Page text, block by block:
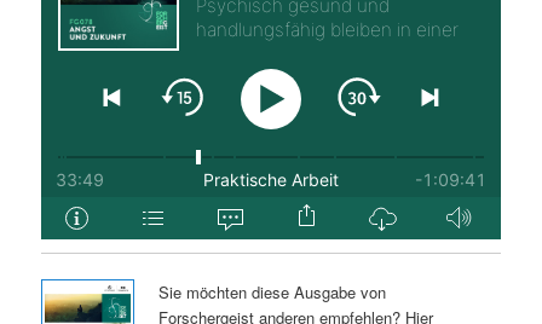
Sie möchten diese Ausgabe von
Forschergeist anderen empfehlen? Hier